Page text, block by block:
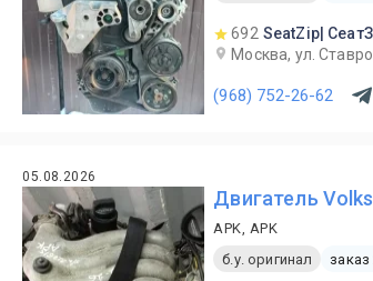
692 SeatZip|
Москва, ул.
(968) 752-26-62
05.08.2026
Двигатель
APK, APK
б.у. оригинал